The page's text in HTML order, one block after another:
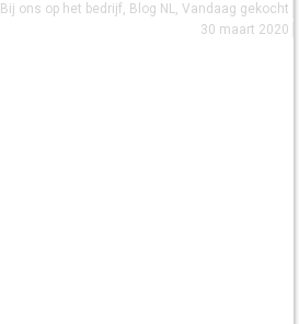
Bij ons op het bedrijf, Blog NL, Vandaag gekocht
30 maart 2020